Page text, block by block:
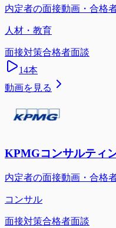
内定者の面接動画・合格
人材・教育
面接対策合格者面談
14本
動画を見る
KPMGコンサルティ
内定者の面接動画・合格
コンサル
面接対策合格者面談